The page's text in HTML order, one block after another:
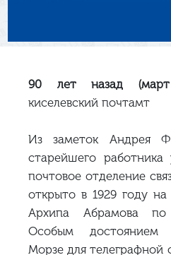
90 лет назад
киселевский почтамт
Из заметок Андрея
старейшего работника
почтовое отделение
открыто в 1929 году
Архипа Абрамова по
Особым достоянием
Морзе для телеграфной